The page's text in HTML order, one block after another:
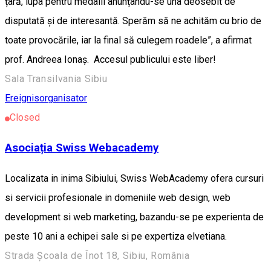
disputată și de interesantă. Sperăm să ne achităm cu brio de
toate provocările, iar la final să culegem roadele”, a afirmat
prof. Andreea Ionaș. Accesul publicului este liber!
Sala Transilvania Sibiu
Ereignisorganisator
Closed
Asociația Swiss Webacademy
Localizata in inima Sibiului, Swiss WebAcademy ofera cursuri
si servicii profesionale in domeniile web design, web
development si web marketing, bazandu-se pe experienta de
peste 10 ani a echipei sale si pe expertiza elvetiana.
Strada Școala de Înot 18, Sibiu, România